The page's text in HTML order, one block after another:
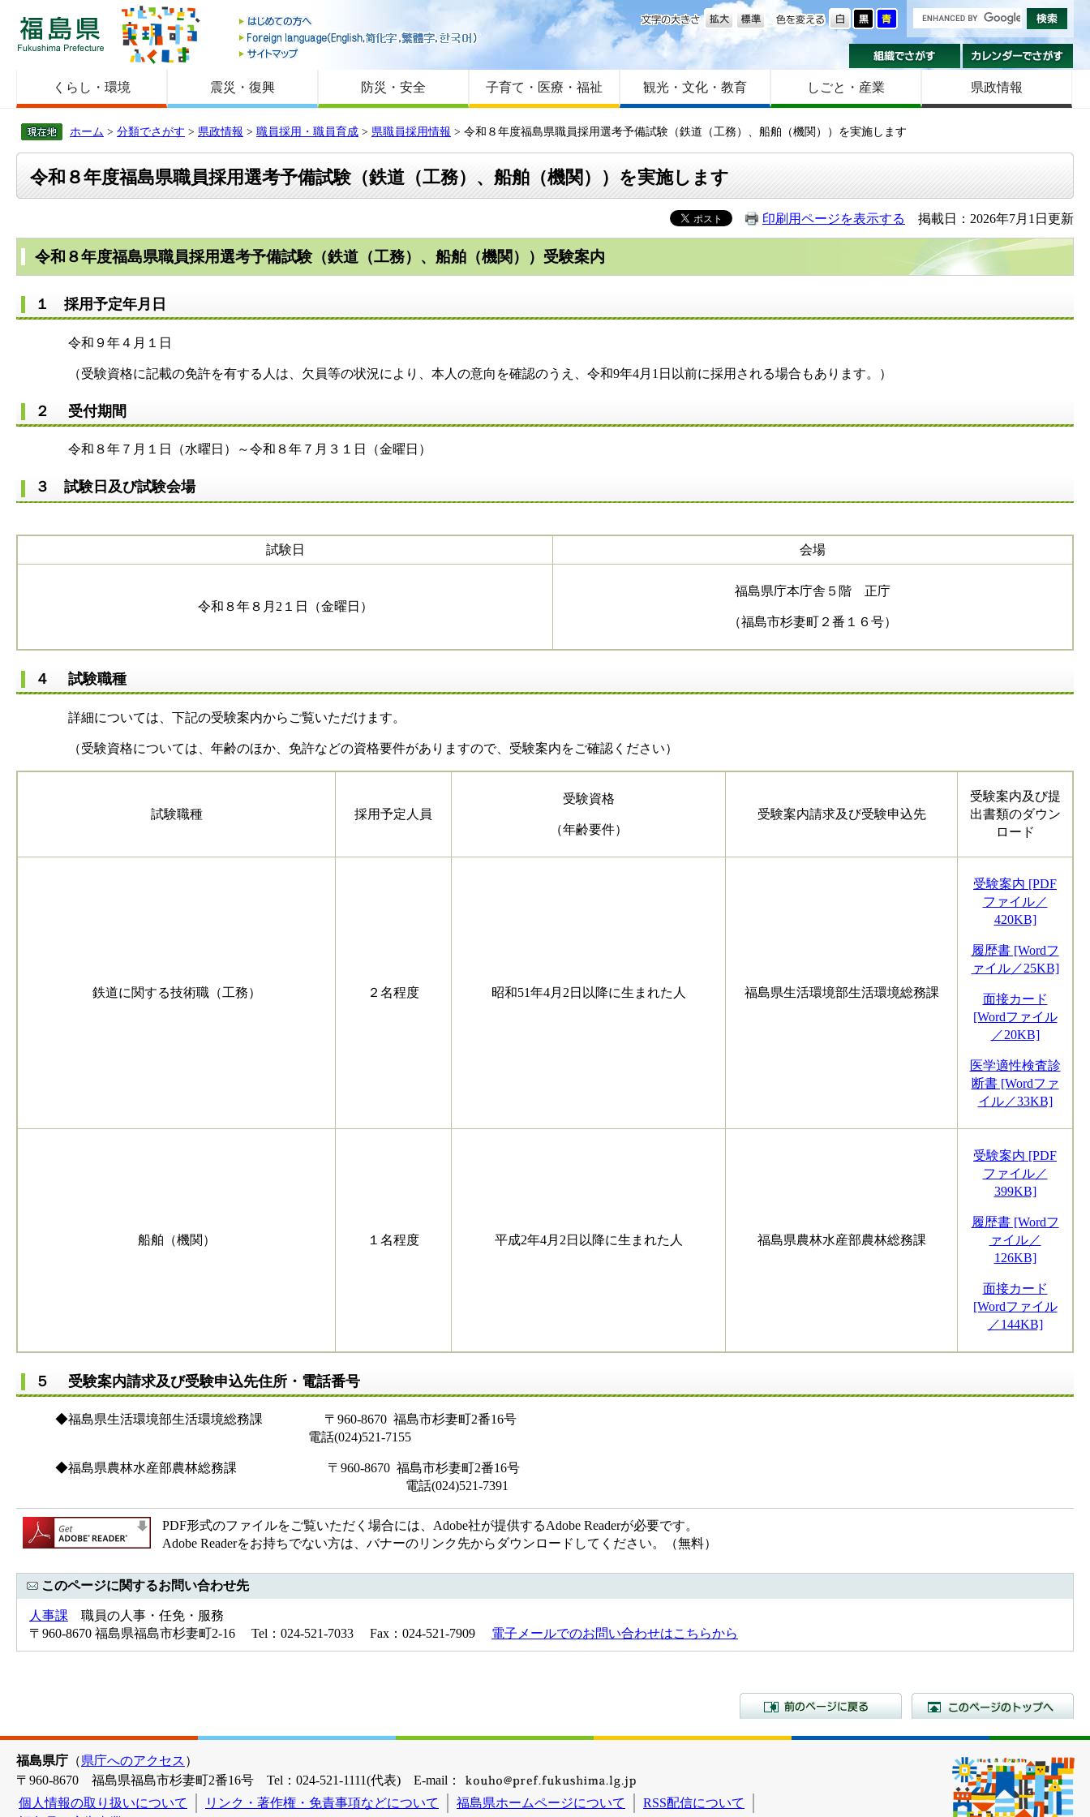
福島県
はじめての方へ
Foreign language
サイトマップ
色を変える
文字の大きさ
組織でさがす
くらし・環境 震災・復興 防災・安全 子育て・医療・福祉 観光・文化・教育 しごと・産業 県政情報
ホーム > 分類でさがす > 県政情報 > 職員採用・職員育成 > 県職員採用情報 > 令和８年度福島県職員採用選考予備試験（鉄道（工務）、船舶（機関））を実施します
令和８年度福島県職員採用選考予備試験（鉄道（工務）、船舶（機関））を実施します
印刷用ページを表示する 掲載日：2026年7月1日更新
令和８年度福島県職員採用選考予備試験（鉄道（工務）、船舶（機関））受験案内
１ 採用予定年月日
令和９年４月１日
（受験資格に記載の免許を有する人は、欠員等の状況により、本人の意向を確認のうえ、令和9年4月1日以前に採用される場合もあります。）
２ 受付期間
令和８年７月１日（水曜日）～令和８年７月３１日（金曜日）
３ 試験日及び試験会場
試験日 会場
令和８年８月2１日（金曜日）
福島県庁本庁舎５階 正庁
（福島市杉妻町２番１６号）
４ 試験職種
詳細については、下記の受験案内からご覧いただけます。
（受験資格については、年齢のほか、免許などの資格要件がありますので、受験案内をご確認ください）
試験職種 採用予定人員
受験資格
（年齢要件）
受験案内請求及び受験申込先
受験案内及び提
出書類のダウン
ロード
鉄道に関する技術職（工務） ２名程度 昭和51年4月2日以降に生まれた人 福島県生活環境部生活環境総務課
受験案内 [PDF
ファイル／
420KB]
履歴書 [Wordフ
ァイル／25KB]
面接カード
[Wordファイル
／20KB]
医学適性検査診
断書 [Wordファ
イル／33KB]
船舶（機関） １名程度 平成2年4月2日以降に生まれた人 福島県農林水産部農林総務課
受験案内 [PDF
ファイル／
399KB]
履歴書 [Wordフ
ァイル／
126KB]
面接カード
[Wordファイル
／144KB]
５ 受験案内請求及び受験申込先住所・電話番号
◆福島県生活環境部生活環境総務課 〒960-8670 福島市杉妻町2番16号
電話(024)521-7155
◆福島県農林水産部農林総務課 〒960-8670 福島市杉妻町2番16号
電話(024)521-7391
PDF形式のファイルをご覧いただく場合には、Adobe社が提供するAdobe Readerが必要です。
Adobe Readerをお持ちでない方は、バナーのリンク先からダウンロードしてください。（無料）
このページに関するお問い合わせ先
人事課 職員の人事・任免・服務
〒960-8670 福島県福島市杉妻町2-16 Tel：024-521-7033 Fax：024-521-7909 電子メールでのお問い合わせはこちらから
前のページに戻る
福島県庁 （県庁へのアクセス ）
〒960-8670 福島県福島市杉妻町2番16号 Tel：024-521-1111(代表) E-mail：
個人情報の取り扱いについて
リンク・著作権・免責事項などについて 福島県ホームページについて
RSS配信について